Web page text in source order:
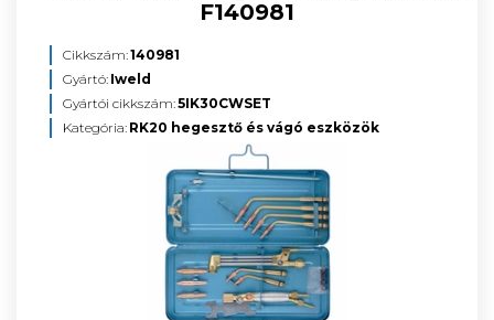
F140981
Cikkszám:140981
Gyártó: Iweld
Gyártói cikkszám:5IK30CWSET
Kategória: RK20 hegesztő és vágó eszközök